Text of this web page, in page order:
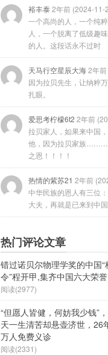
裕丰泰2年前 (2024-11-
一个高尚的人，一个纯
人，一个脱离了低级趣
的人。这段话永不过时
天马行空星辰大海2年
因为拉贝先生，让纳粹
扎眼。
爱思考柠檬6t2 2年前
拉贝家人，如果来中国
他，因为拉贝家族………
之恩！！！！
热情的紫苏21 2年前
中华民族的恩人有三位
大夫，再就是已来到中
热门评论文章
错过诺贝尔物理学奖的中国“
令”程开甲,集齐中国六大荣誉
阅读(2977)
“但愿人皆健，何妨我少钱”
天一生清苦却悬壶济世，26
万人免费义诊
阅读(2331)